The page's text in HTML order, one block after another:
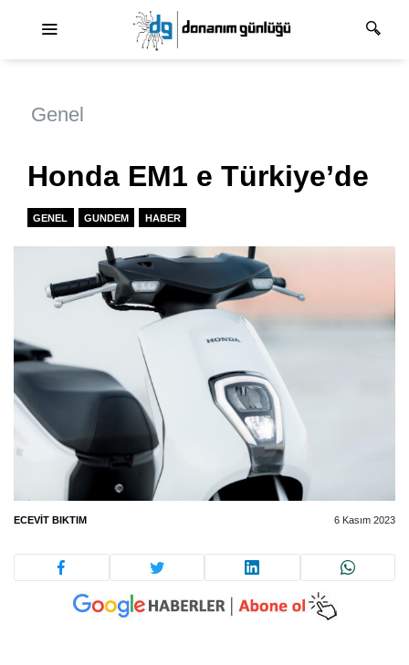
Genel
Honda EM1 e Türkiye’de
GENEL GUNDEM HABER
ECEVIT BIKTIM 6 Kasım 2023